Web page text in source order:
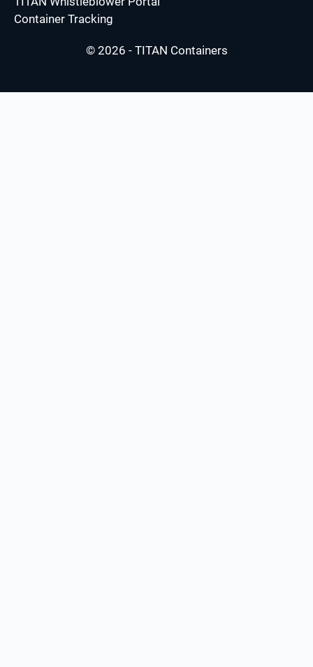
Container Tracking
© 2026 - TITAN Containers